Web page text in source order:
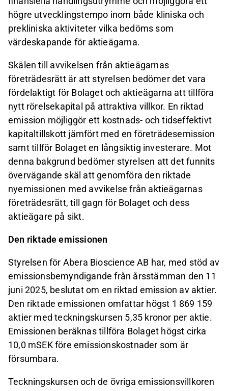
högre utvecklingstempo inom både kliniska och
prekliniska aktiviteter vilka bedöms som
värdeskapande för aktieägarna.
Skälen till avvikelsen från aktieägarnas
företrädesrätt är att styrelsen bedömer det vara
fördelaktigt för Bolaget och aktieägarna att tillföra
nytt rörelsekapital på attraktiva villkor. En riktad
emission möjliggör ett kostnads- och tidseffektivt
kapitaltillskott jämfört med en företrädesemission
samt tillför Bolaget en långsiktig investerare. Mot
denna bakgrund bedömer styrelsen att det funnits
övervägande skäl att genomföra den riktade
nyemissionen med avvikelse från aktieägarnas
företrädesrätt, till gagn för Bolaget och dess
aktieägare på sikt.
Den riktade emissionen
Styrelsen för Abera Bioscience AB har, med stöd av
emissionsbemyndigande från årsstämman den 11
juni 2025, beslutat om en riktad emission av aktier.
Den riktade emissionen omfattar högst 1 869 159
aktier med teckningskursen 5,35 kronor per aktie.
Emissionen beräknas tillföra Bolaget högst cirka
10,0 mSEK före emissionskostnader som är
försumbara.
Teckningskursen och de övriga emissionsvillkoren